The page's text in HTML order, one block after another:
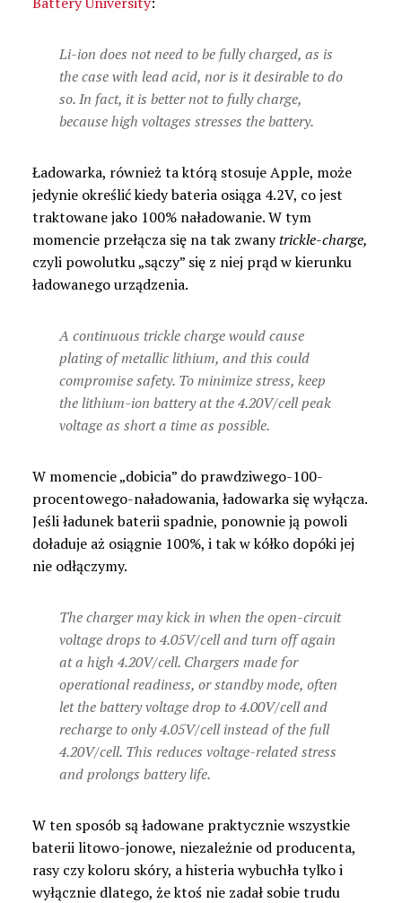
Li-ion does not need to be fully charged, as is
the case with lead acid, nor is it desirable to do
so. In fact, it is better not to fully charge,
because high voltages stresses the battery.
Ładowarka, również ta którą stosuje Apple, może
jedynie określić kiedy bateria osiąga 4.2V, co jest
traktowane jako 100% naładowanie. W tym
momencie przełącza się na tak zwanytrickle-charge,
czyli powolutku „sączy” się z niej prąd w kierunku
ładowanego urządzenia.
A continuous trickle charge would cause
plating of metallic lithium, and this could
compromise safety. To minimize stress, keep
the lithium-ion battery at the 4.20V/cell peak
voltage as short a time as possible.
W momencie „dobicia” do prawdziwego-100-
procentowego-naładowania, ładowarka się wyłącza.
Jeśli ładunek baterii spadnie, ponownie ją powoli
doładuje aż osiągnie 100%, i tak w kółko dopóki jej
nie odłączymy.
The charger may kick in when the open-circuit
voltage drops to 4.05V/cell and turn off again
at a high 4.20V/cell. Chargers made for
operational readiness, or standby mode, often
let the battery voltage drop to 4.00V/cell and
recharge to only 4.05V/cell instead of the full
4.20V/cell. This reduces voltage-related stress
and prolongs battery life.
W ten sposób są ładowane praktycznie wszystkie
baterii litowo-jonowe, niezależnie od producenta,
rasy czy koloru skóry, a histeria wybuchła tylko i
wyłącznie dlatego, że ktoś nie zadał sobie trudu